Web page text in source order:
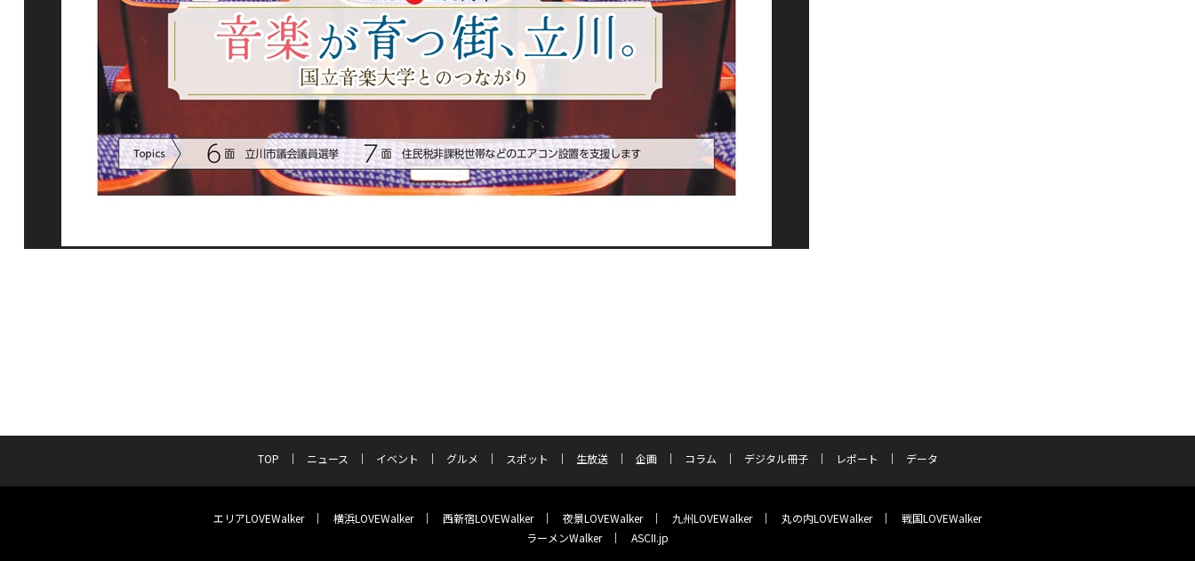
TOP ニュース イベント グルメ スポット 生放送 企画 コラム デジタル冊子 レポート データ
エリアLOVEWalker 横浜LOVEWalker 西新宿LOVEWalker 夜景LOVEWalker 九州LOVEWalker 丸の内LOVEWalker
戦国LOVEWalker
ラーメンWalker
ASCII.jp